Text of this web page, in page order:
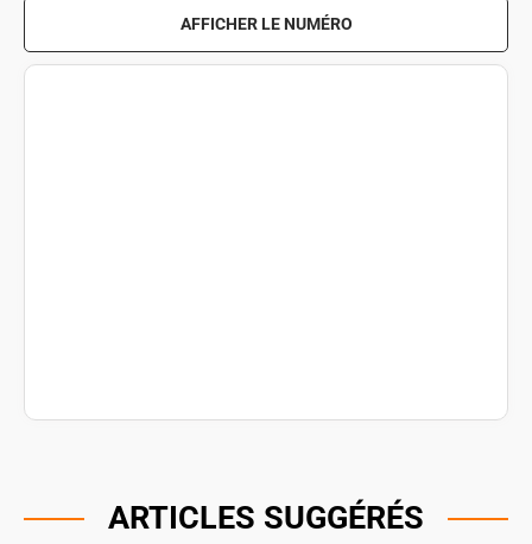
AFFICHER LE NUMÉRO
ARTICLES SUGGÉRÉS